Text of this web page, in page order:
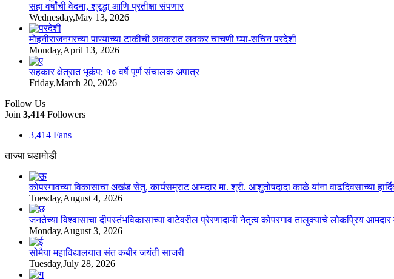
सहा वर्षांची वेदना, श्रद्धा आणि प्रतीक्षा संपणार
Wednesday,May 13, 2026
मोहनीराजनगरच्या पाण्याच्या टाकीची लवकरात लवकर चाचणी घ्या-सचिन परदेशी
Monday,April 13, 2026
सहकार क्षेत्रात भूकंप; १० वर्षे पूर्ण संचालक अपात्र
Friday,March 20, 2026
Follow Us
Join 3,414 Followers
3,414 Fans
ताज्या घडामोडी
कोपरगावच्या विकासाचा अखंड सेतु, कार्यसम्राट आमदार मा. श्री. आशुतोषदादा काळे यांना वाढदिवसाच्या
Tuesday,August 4, 2026
जनतेच्या विश्वासाचा दीपस्तंभविकासाच्या वाटेवरील प्रेरणादायी नेतृत्व कोपरगाव तालुक्याचे लोकप्रिय
Monday,August 3, 2026
सोमैया महाविद्यालयात संत कबीर जयंती साजरी
Tuesday,July 28, 2026